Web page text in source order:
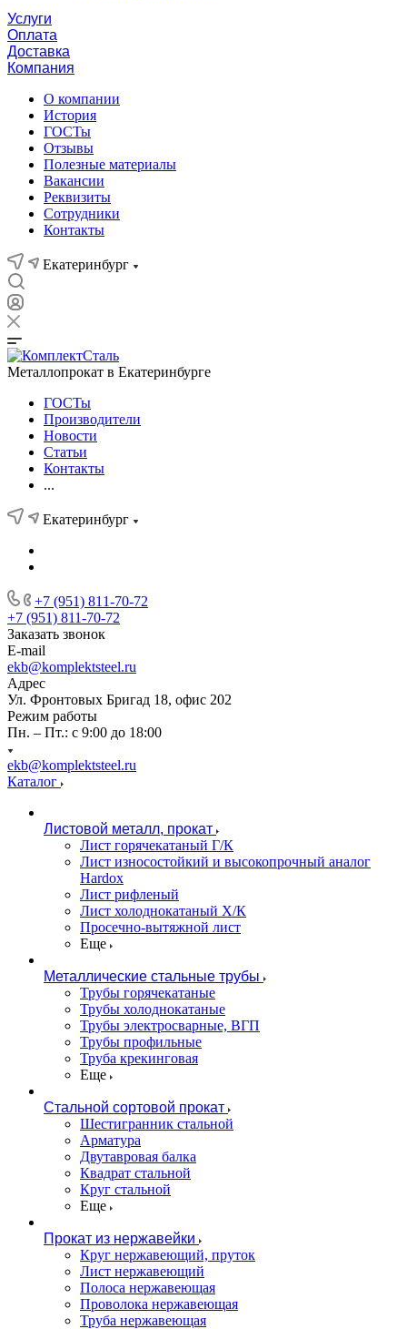
Услуги
Оплата
Доставка
Компания
О компании
История
ГОСТы
Отзывы
Полезные материалы
Вакансии
Реквизиты
Сотрудники
Контакты
Екатеринбург
Металлопрокат в Екатеринбурге
ГОСТы
Производители
Новости
Статьи
Контакты
...
Екатеринбург
+7 (951) 811-70-72
+7 (951) 811-70-72
Заказать звонок
E-mail
ekb@komplektsteel.ru
Адрес
Ул. Фронтовых Бригад 18, офис 202
Режим работы
Пн. – Пт.: с 9:00 до 18:00
ekb@komplektsteel.ru
Каталог
Листовой металл, прокат
Лист горячекатаный Г/К
Лист износостойкий и высокопрочный аналог
Hardox
Лист рифленый
Лист холоднокатаный Х/К
Просечно-вытяжной лист
Еще
Металлические стальные трубы
Трубы горячекатаные
Трубы холоднокатаные
Трубы электросварные, ВГП
Трубы профильные
Труба крекинговая
Еще
Стальной сортовой прокат
Шестигранник стальной
Арматура
Двутавровая балка
Квадрат стальной
Круг стальной
Еще
Прокат из нержавейки
Круг нержавеющий, пруток
Лист нержавеющий
Полоса нержавеющая
Проволока нержавеющая
Труба нержавеющая